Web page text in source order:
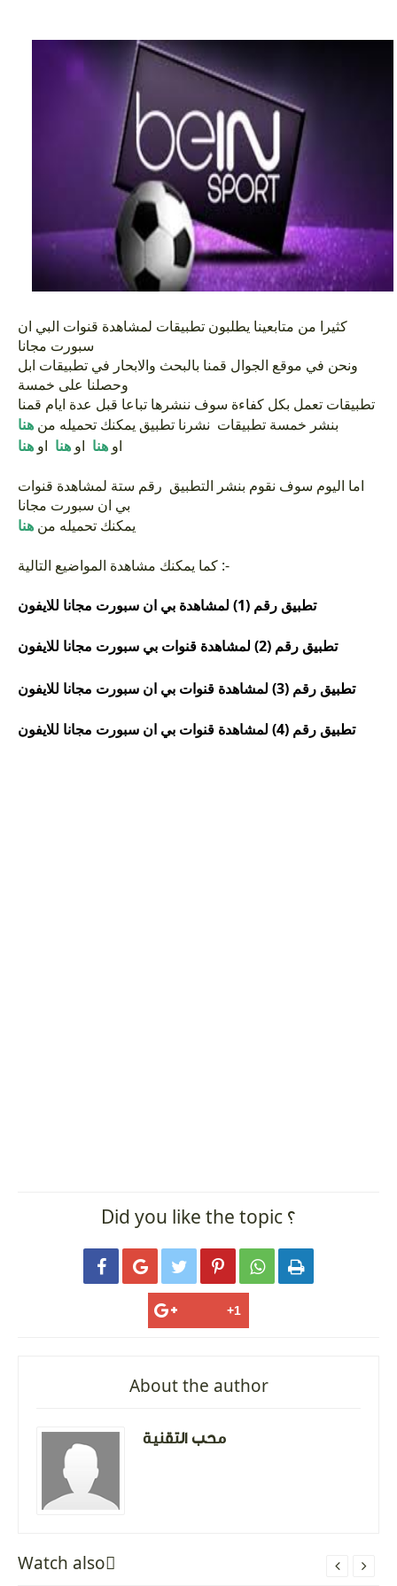
كثيرا من متابعينا يطلبون تطبيقات لمشاهدة قنوات البي ان
سبورت مجانا
ونحن في موقع الجوال قمنا بالبحث والابحار في تطبيقات ابل
وحصلنا على خمسة
تطبيقات تعمل بكل كفاءة سوف ننشرها تباعا قبل عدة ايام قمنا
بنشر خمسة تطبيقات نشرنا تطبيق يمكنك تحميله من هنا
او هنا او هنا او هنا
اما اليوم سوف نقوم بنشر التطبيق رقم ستة لمشاهدة قنوات
بي ان سبورت مجانا
يمكنك تحميله من هنا
كما يمكنك مشاهدة المواضيع التالية :-
تطبيق رقم (1) لمشاهدة بي ان سبورت مجانا للايفون
تطبيق رقم (2) لمشاهدة قنوات بي سبورت مجانا للايفون
تطبيق رقم (3) لمشاهدة قنوات بي ان سبورت مجانا للايفون
تطبيق رقم (4) لمشاهدة قنوات بي ان سبورت مجانا للايفون
Did you like the topic ؟
     
About the author
محب التقنية
Watch alsoً  